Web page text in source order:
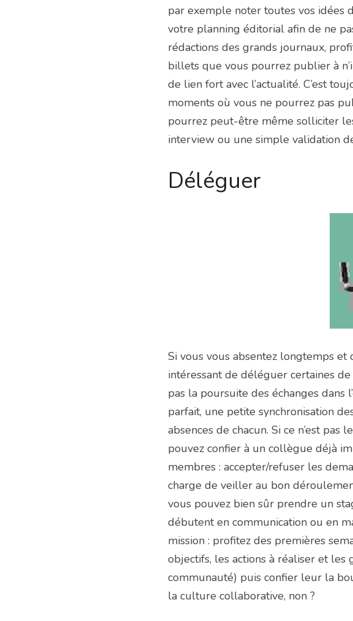
par exemple noter toutes vos idées
votre planning éditorial afin de ne
rédactions des grands journaux,
billets que vous pourrez publier à
de lien fort avec l’actualité. C’est
moments où vous ne pourrez pas
pourrez peut-être même solliciter
interview ou une simple validation
Déléguer
Si vous vous absentez longtemps et
intéressant de déléguer certaines
pas la poursuite des échanges dans
parfait, une petite synchronisation
absences de chacun. Si ce n’est
pouvez confier à un collègue déjà
membres : accepter/refuser les
charge de veiller au bon
vous pouvez bien sûr prendre un
débutent en communication ou en
mission : profitez des premières
objectifs, les actions à réaliser et les
communauté) puis confier leur la
la culture collaborative, non ?